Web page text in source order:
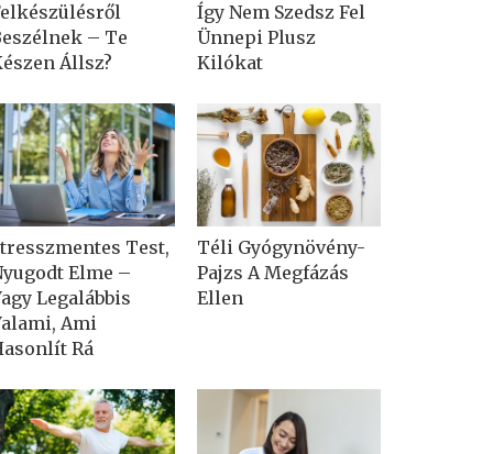
– Te
Állsz?
Így Nem Szedsz Fel
Ünnepi Plusz
Kilókat
Test,
Elme –
Legalábbis
Ami
Rá
Téli Gyógynövény-
Pajzs A Megfázás
Ellen